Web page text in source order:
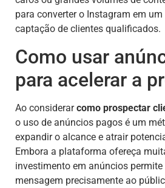
para converter o Instagram em
captação de clientes qualificados.
Como usar
para acelerar a
Ao considerarcomo prospectar
o uso de anúncios pagos é um
expandir o alcance e atrair
Embora a plataforma ofereça
investimento em anúncios
mensagem precisamente ao